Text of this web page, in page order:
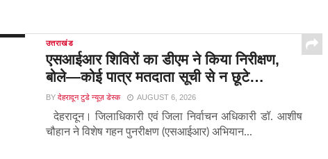
उत्तराखंड
एसआईआर शिविरों का डीएम ने किया निरीक्षण,
बोले—कोई पात्र मतदाता सूची से न छूटे…
BY देहरादून टुडे न्यूज़ डेस्क AUGUST 6, 2026
देहरादून। जिलाधिकारी एवं जिला निर्वाचन अधिकारी डॉ. आशीष
चौहान ने विशेष गहन पुनरीक्षण (एसआईआर) अभियान...